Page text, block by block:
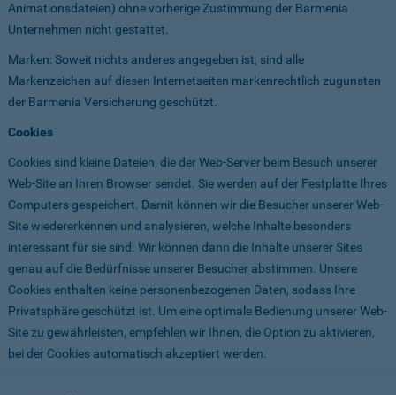
Animationsdateien) ohne vorherige Zustimmung der Barmenia
Unternehmen nicht gestattet.
Marken: Soweit nichts anderes angegeben ist, sind alle
Markenzeichen auf diesen Internetseiten markenrechtlich zugunsten
der Barmenia Versicherung geschützt.
Cookies
Cookies sind kleine Dateien, die der Web-Server beim Besuch unserer
Web-Site an Ihren Browser sendet. Sie werden auf der Festplatte Ihres
Computers gespeichert. Damit können wir die Besucher unserer Web-
Site wiedererkennen und analysieren, welche Inhalte besonders
interessant für sie sind. Wir können dann die Inhalte unserer Sites
genau auf die Bedürfnisse unserer Besucher abstimmen. Unsere
Cookies enthalten keine personenbezogenen Daten, sodass Ihre
Privatsphäre geschützt ist. Um eine optimale Bedienung unserer Web-
Site zu gewährleisten, empfehlen wir Ihnen, die Option zu aktivieren,
bei der Cookies automatisch akzeptiert werden.